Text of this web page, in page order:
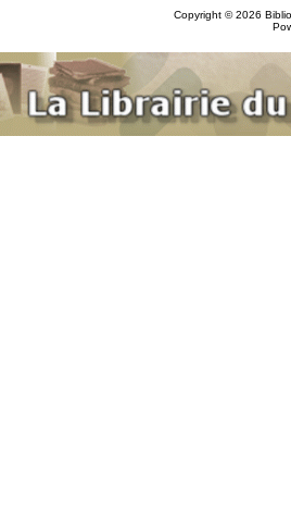
Copyright © 2026